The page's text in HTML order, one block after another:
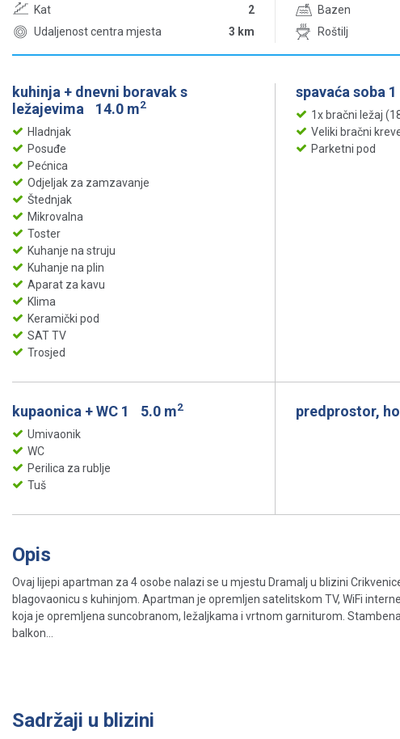
Kat
2 Bazen
Udaljenost centra mjesta
3 km Roštilj
kuhinja + dnevni boravak s
ležajevima
14.0 m2
Hladnjak
Posuđe
Pećnica
Odjeljak za zamzavanje
Štednjak
Mikrovalna
Toster
Kuhanje na struju
Kuhanje na plin
Aparat za kavu
Klima
Keramički pod
SAT TV
Trosjed
spavaća soba 1
1x bračni ležaj
Veliki bračni
Parketni pod
kupaonica + WC 1 5.0 m2
Umivaonik
WC
Perilica za rublje
Tuš
predprostor,
Opis
Ovaj lijepi apartman za 4 osobe nalazi se u mjestu Dramalj u blizini
blagovaonicu s kuhinjom. Apartman je opremljen satelitskom TV, WiFi
koja je opremljena suncobranom, ležaljkama i vrtnom garniturom.
balkon...
Sadržaji u blizini